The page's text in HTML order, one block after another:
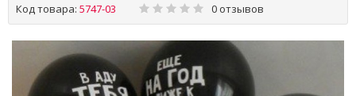
Код товара: 5747-03 0 отзывов